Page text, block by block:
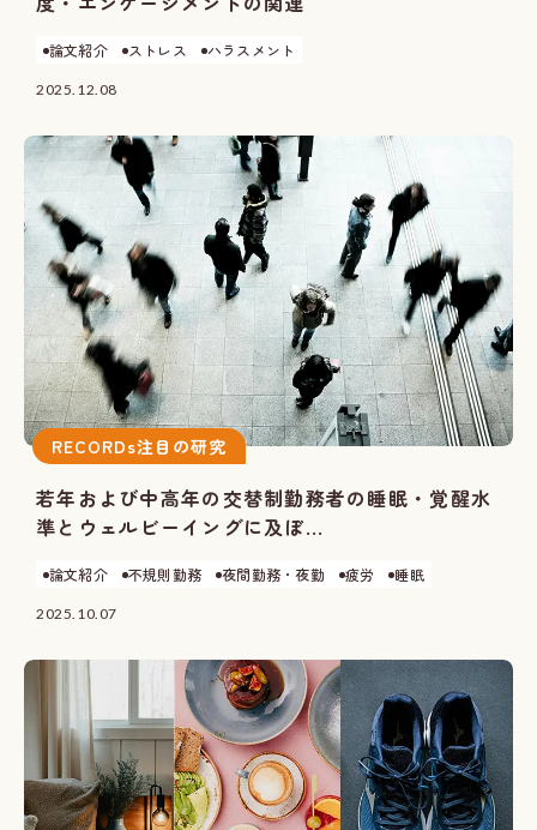
論文紹介 ストレス ハラスメント
2025.12.08
RECORDs注目の研究
若年および中高年の交替制勤務者の睡眠・覚醒水
準とウェルビーイングに及ぼ...
論文紹介 不規則勤務 夜間勤務・夜勤 疲労 睡眠
2025.10.07